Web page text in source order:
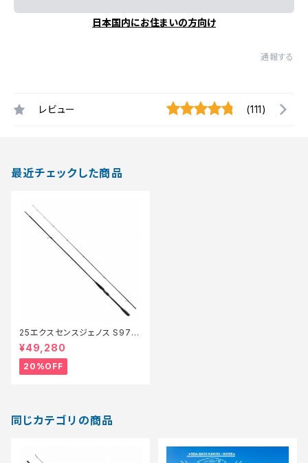
日本国内にお住まいの方向け
通報する
レビュー (111)
最近チェックした商品
25エクスセンスジェノス S97M
H/F【特価ロッド】【20】
¥49,280
20%OFF
同じカテゴリの商品